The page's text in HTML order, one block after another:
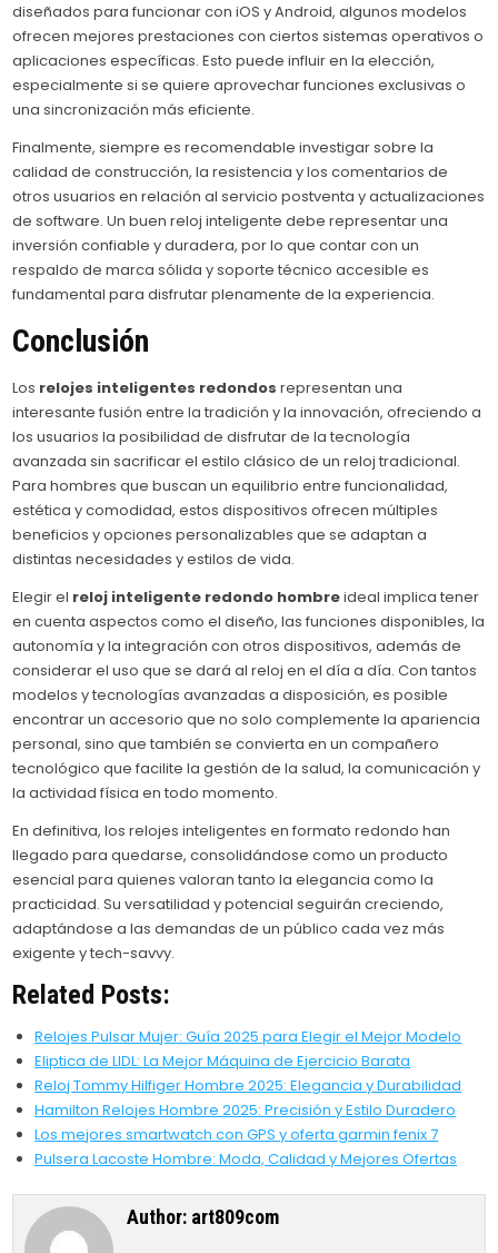
diseñados para funcionar con iOS y Android, algunos modelos
ofrecen mejores prestaciones con ciertos sistemas operativos o
aplicaciones específicas. Esto puede influir en la elección,
especialmente si se quiere aprovechar funciones exclusivas o
una sincronización más eficiente.
Finalmente, siempre es recomendable investigar sobre la
calidad de construcción, la resistencia y los comentarios de
otros usuarios en relación al servicio postventa y actualizaciones
de software. Un buen reloj inteligente debe representar una
inversión confiable y duradera, por lo que contar con un
respaldo de marca sólida y soporte técnico accesible es
fundamental para disfrutar plenamente de la experiencia.
Conclusión
Los relojes inteligentes redondos representan una
interesante fusión entre la tradición y la innovación, ofreciendo a
los usuarios la posibilidad de disfrutar de la tecnología
avanzada sin sacrificar el estilo clásico de un reloj tradicional.
Para hombres que buscan un equilibrio entre funcionalidad,
estética y comodidad, estos dispositivos ofrecen múltiples
beneficios y opciones personalizables que se adaptan a
distintas necesidades y estilos de vida.
Elegir el reloj inteligente redondo hombreideal implica tener
en cuenta aspectos como el diseño, las funciones disponibles, la
autonomía y la integración con otros dispositivos, además de
considerar el uso que se dará al reloj en el día a día. Con tantos
modelos y tecnologías avanzadas a disposición, es posible
encontrar un accesorio que no solo complemente la apariencia
personal, sino que también se convierta en un compañero
tecnológico que facilite la gestión de la salud, la comunicación y
la actividad física en todo momento.
En definitiva, los relojes inteligentes en formato redondo han
llegado para quedarse, consolidándose como un producto
esencial para quienes valoran tanto la elegancia como la
practicidad. Su versatilidad y potencial seguirán creciendo,
adaptándose a las demandas de un público cada vez más
exigente y tech-savvy.
Related Posts:
Relojes Pulsar Mujer: Guía 2025 para Elegir el Mejor Modelo
Eliptica de LIDL: La Mejor Máquina de Ejercicio Barata
Reloj Tommy Hilfiger Hombre 2025: Elegancia y Durabilidad
Hamilton Relojes Hombre 2025: Precisión y Estilo Duradero
Los mejores smartwatch con GPS y oferta garmin fenix 7
Pulsera Lacoste Hombre: Moda, Calidad y Mejores Ofertas
Author: art809com